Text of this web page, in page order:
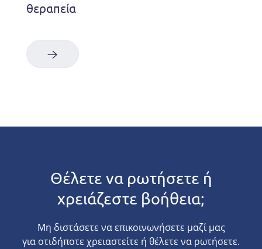
θεραπεία
Θέλετε να ρωτήσετε ή
χρειάζεστε βοήθεια;
Μη διστάσετε να επικοινωνήσετε μαζί μας
για οτιδήποτε χρειαστείτε ή θέλετε να ρωτήσετε.